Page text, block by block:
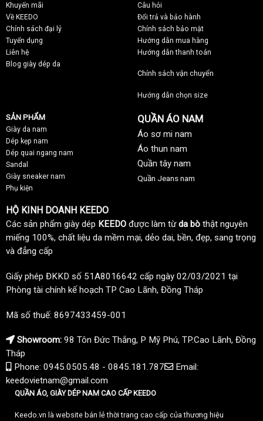
Khuyến mãi
Về KEEDO
Chính sách đại lý
Tuyển dụng
Liên hệ
Blog giày dép da
Câu hỏi
Đổi trả và bảo hành
Chính sách bảo mật
Hướng dẫn mua hàng
Hướng dẫn thanh toán
Chính sách vận chuyển
Hướng dẫn chọn size
SẢN PHẨM
Giày da nam
Dép kẹp nam
Dép quai ngang nam
Sandal
Giày sneaker nam
Phụ kiện
QUẦN ÁO NAM
Áo sơ mi nam
Áo thun nam
Quần tây nam
Quần Jeans nam
HỘ KINH DOANH KEEDO
Các sản phẩm giày dép KEEDO được làm từda bò thật nguyên
miếng 100%, chất liệu da mềm mại, dẻo dai, bền, đẹp, sang trọng
và đẳng cấp
Giấy phép ĐKKD số 51A8016642 cấp ngày 02/03/2021 tại
Phòng tài chính kế hoạch TP Cao Lãnh, Đồng Tháp
Mã số thuế: 8697433459-001
Showroom: 98 Tôn Đức Thắng, P Mỹ Phú, TP.Cao Lãnh, Đồng
Tháp
Phone: 0945.0505.48 - 0845.181.787
Email:
keedovietnam@gmail.com
QUẦN ÁO, GIÀY DÉP NAM CAO CẤP KEEDO
Keedo.vn là website bán lẻ thời trang cao cấp của thương hiệu